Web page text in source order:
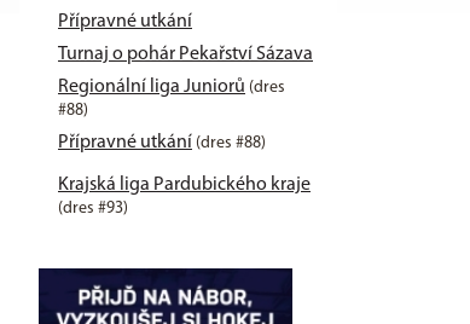
31 21 10
Přípravné utkání
Turnaj o pohár Pekařství Sázava
Regionální liga Juniorů (dres
#88)
Přípravné utkání (dres #88)
Krajská liga Pardubického kraje
(dres #93)